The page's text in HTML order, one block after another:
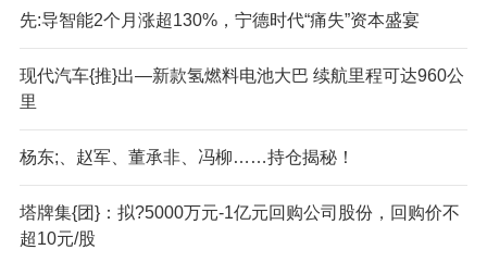
先:导智能2个月涨超130%，宁德时代“痛失”资本盛宴
现代汽车{推}出—新款氢燃料电池大巴 续航里程可达960公
里
杨东;、赵军、董承非、冯柳……持仓揭秘！
塔牌集{团}：拟?5000万元-1亿元回购公司股份，回购价不
超10元/股